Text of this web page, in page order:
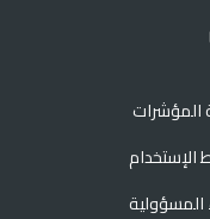
المؤشرات
المسؤولية